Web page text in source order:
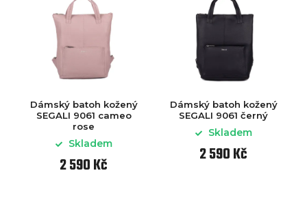
Dámský batoh kožený
SEGALI 9061 cameo
rose
Skladem
2 590 Kč
Dámský batoh kožený
SEGALI 9061 černý
Skladem
2 590 Kč